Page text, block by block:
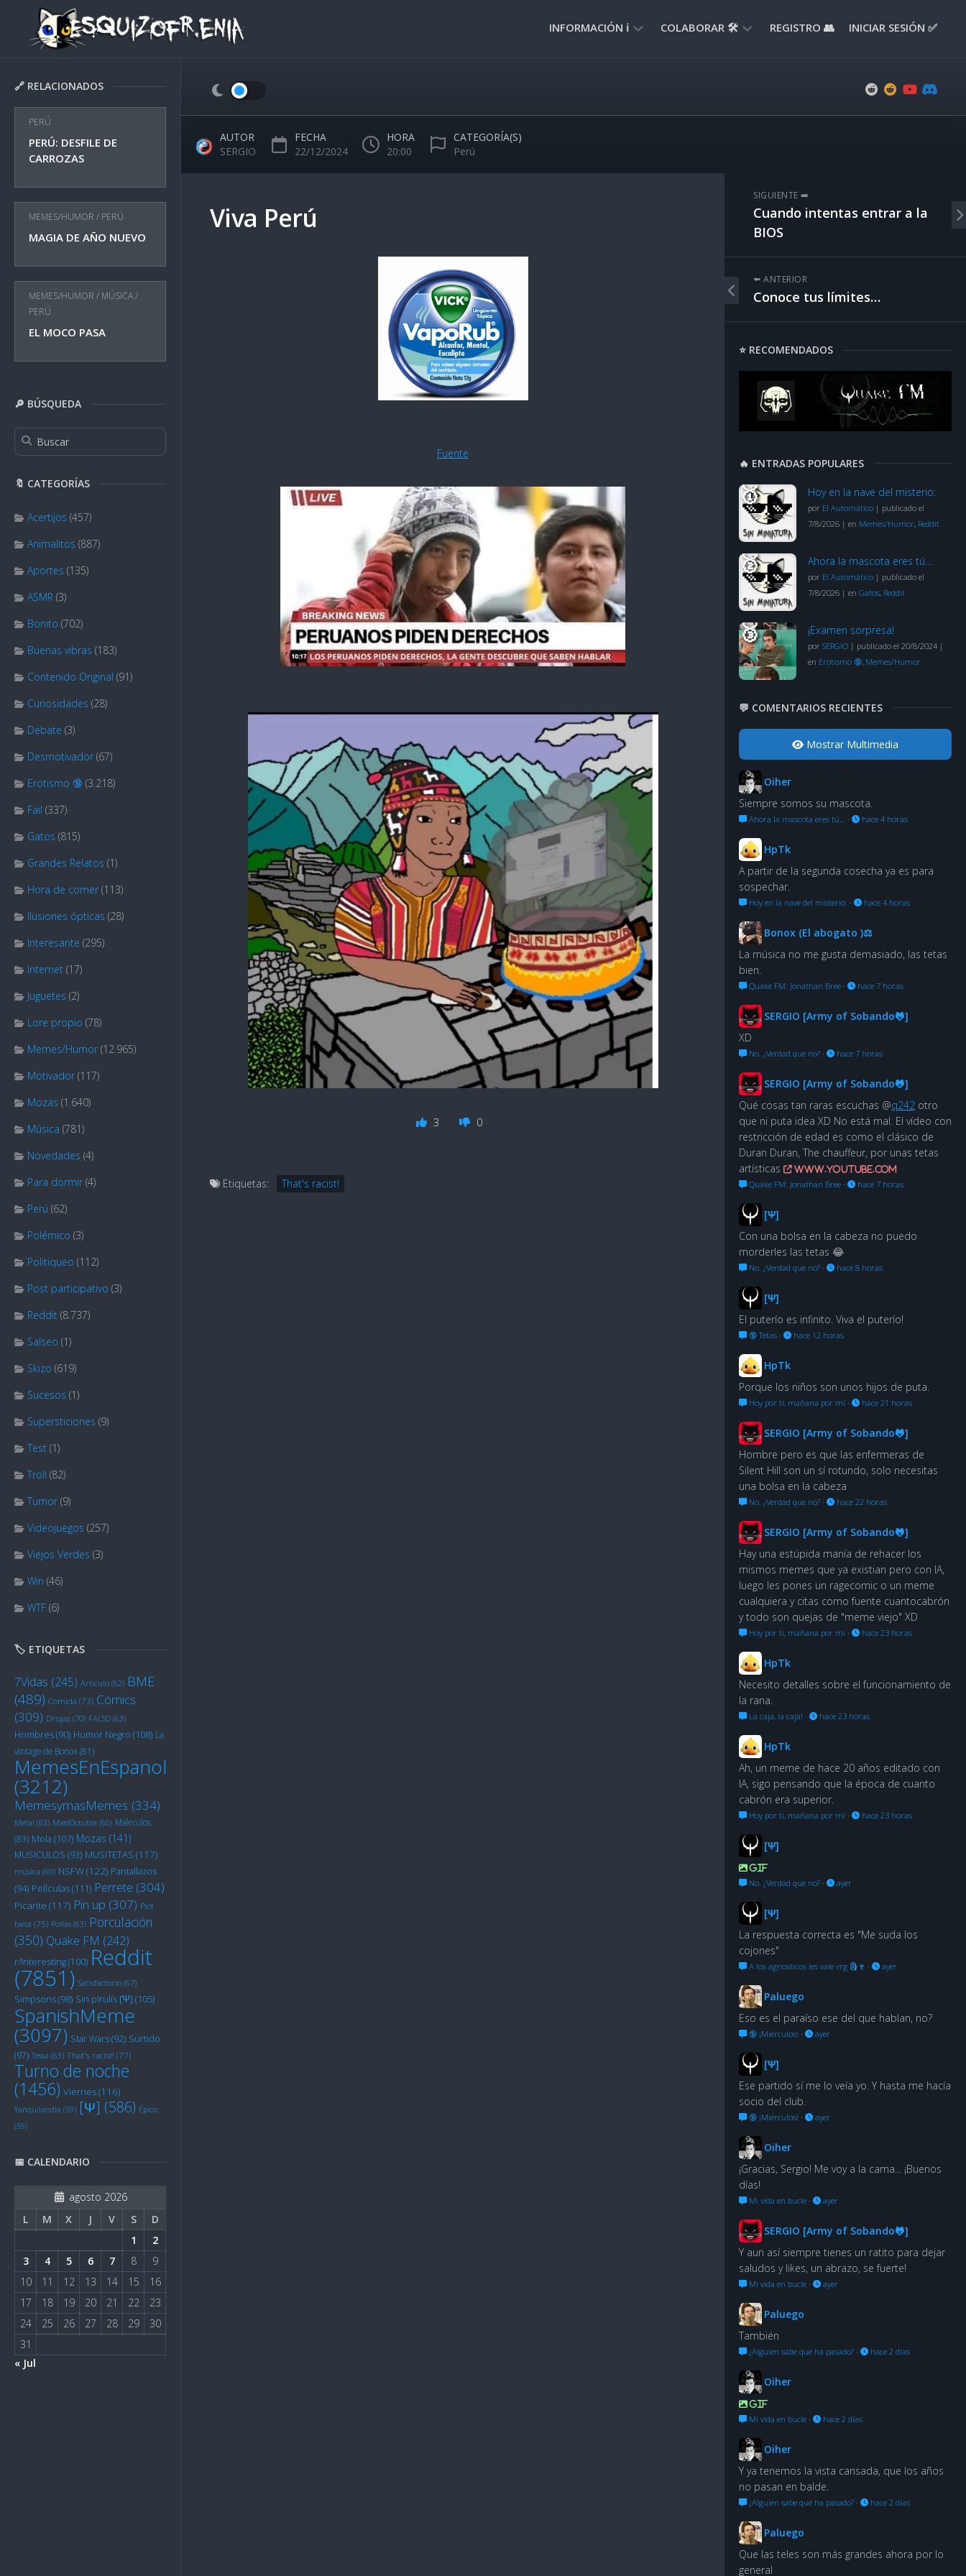
content
INFORMACIÓN ℹ️
NORMAS
COLABORAR 🛠️ REGISTRO 👥 INICIAR SESIÓN ✅
🔗 RELACIONADOS
PERÚ
PERÚ: DESFILE DE
CARROZAS
MEMES/HUMOR / PERÚ
MAGIA DE AÑO NUEVO
MEMES/HUMOR / MÚSICA/
PERÚ
EL MOCO PASA
🔎 BÚSQUEDA
🔖 CATEGORÍAS
Acertijos (457)
Animalitos (887)
Aportes (135)
ASMR (3)
Bonito (702)
Buenas vibras (183)
Contenido Original (91)
Curiosidades (28)
Debate (3)
Desmotivador (67)
Erotismo 🔞 (3.218)
Fail (337)
Gatos (815)
Grandes Relatos (1)
Hora de comer (113)
Ilusiones ópticas (28)
Interesante (295)
Internet (17)
Juguetes (2)
Lore propio (78)
Memes/Humor (12.965)
Motivador (117)
Mozas (1.640)
Música (781)
Novedades (4)
Para dormir (4)
Perú (62)
Polémico (3)
Politiqueo (112)
Post participativo (3)
Reddit (8.737)
Salseo (1)
Skizo (619)
Sucesos (1)
Supersticiones (9)
Test (1)
Troll (82)
Tumor (9)
Videojuegos (257)
Viejos Verdes (3)
Win (46)
WTF (6)
🏷️ ETIQUETAS
7Vidas (245) Artículo (62) BME
(489) Comida (73) Cómics
(309) Drojas (70) FALSO (63)
Hombres(90) Humor Negro (108) La
vintage de Bonox(81)
MemesEnEspanol
(3212)
MemesymasMemes (334)
Metal (63) MiedOctubre (60) Miérculos
(83) Mola (107) Mozas (141)
MUSICULOS (93) MUSITETAS (117)
música (60) NSFW(122) Pantallazos
(94) Películas(111) Perrete (304)
Picante (117) Pin up (307) Plot
twist (75) Pollas (63) Porculación
(350) Quake FM (242)
r/Interesting(100) Reddit
(7851) Satisfactorio (67)
Simpsons(98) Sin pirulís [Ψ] (105)
SpanishMeme
(3097) Star Wars(92) Surtido
(97) Tessa (63) That's racist! (77)
Turno de noche
(1456) Viernes(116)
Yanquilandia (59) [Ψ] (586) Épico
(59)
📅 CALENDARIO
agosto 2026
L
M X J V S
D
1
2
3
4 5 6 7 8
9
10
11 12 13 14 15
16
17
18 19 20 21 22
23
24
25 26 27 28 29
30
31
« Jul
AUTOR
SERGIO
FECHA
22/12/2024
HORA
20:00
CATEGORÍA(S)
Perú
Viva Perú
Fuente
3 0
Etiquetas: That's racist!
SIGUIENTE ➡️
Cuando intentas entrar a la
BIOS
⬅️ ANTERIOR
Conoce tus límites…
⭐ RECOMENDADOS
🔥 ENTRADAS POPULARES
Hoy en la nave del misterio:
por El Automático | publicado el
7/8/2026 | en Memes/Humor, Reddit
Ahora la mascota eres tú…
por El Automático | publicado el
7/8/2026 | en Gatos, Reddit
¡Examen sorpresa!
por SERGIO | publicado el 20/8/2024 |
en Erotismo 🔞, Memes/Humor
💬 COMENTARIOS RECIENTES
Mostrar Multimedia
Oiher
Siempre somos su mascota.
Ahora la mascota eres tú… · hace 4 horas
HpTk
A partir de la segunda cosecha ya es para
sospechar.
Hoy en la nave del misterio: · hace 4 horas
Bonox (El abogato )⚖
La música no me gusta demasiado, las tetas
bien.
Quake FM: Jonathan Bree · hace 7 horas
SERGIO [Army of Sobando🐸]
XD
No. ¿Verdad que no? · hace 7 horas
SERGIO [Army of Sobando🐸]
Qué cosas tan raras escuchas @q242 otro
que ni puta idea XD No está mal. El vídeo con
restricción de edad es como el clásico de
Duran Duran, The chauffeur, por unas tetas
artísticas
www.youtube.com
Quake FM: Jonathan Bree · hace 7 horas
[Ψ]
Con una bolsa en la cabeza no puedo
morderles las tetas 😂
No. ¿Verdad que no? · hace 8 horas
[Ψ]
El puterío es infinito. Viva el puterío!
🔞 Tetas · hace 12 horas
HpTk
Porque los niños son unos hijos de puta.
Hoy por ti, mañana por mí · hace 21 horas
SERGIO [Army of Sobando🐸]
Hombre pero es que las enfermeras de
Silent Hill son un sí rotundo, solo necesitas
una bolsa en la cabeza
No. ¿Verdad que no? · hace 22 horas
SERGIO [Army of Sobando🐸]
Hay una estúpida manía de rehacer los
mismos memes que ya existian pero con IA,
luego les pones un ragecomic o un meme
cualquiera y citas como fuente cuantocabrón
y todo son quejas de "meme viejo" XD
Hoy por ti, mañana por mí · hace 23 horas
HpTk
Necesito detalles sobre el funcionamiento de
la rana.
La caja, la caja! · hace 23 horas
HpTk
Ah, un meme de hace 20 años editado con
IA, sigo pensando que la época de cuanto
cabrón era superior.
Hoy por ti, mañana por mí · hace 23 horas
[Ψ]
GIF
No. ¿Verdad que no? · ayer
[Ψ]
La respuesta correcta es "Me suda los
cojones"
A los agnosticos les vale vrg 🗿🍷 · ayer
Paluego
Eso es el paraíso ese del que hablan, no?
🔞 ¡Miérculos! · ayer
[Ψ]
Ese partido sí me lo veía yo. Y hasta me hacía
socio del club.
🔞 ¡Miérculos! · ayer
Oiher
¡Gracias, Sergio! Me voy a la cama... ¡Buenos
días!
Mi vida en bucle · ayer
SERGIO [Army of Sobando🐸]
Y aun así siempre tienes un ratito para dejar
saludos y likes, un abrazo, se fuerte!
Mi vida en bucle · ayer
Paluego
También
¿Alguien sabe qué ha pasado? · hace 2 días
Oiher
GIF
Mi vida en bucle · hace 2 días
Oiher
Y ya tenemos la vista cansada, que los años
no pasan en balde.
¿Alguien sabe qué ha pasado? · hace 2 días
Paluego
Que las teles son más grandes ahora por lo
general